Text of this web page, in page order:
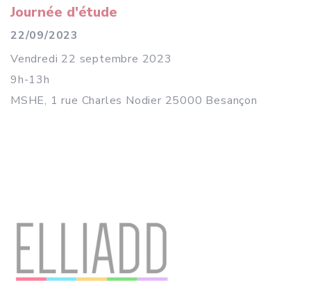
Journée d'étude
22/09/2023
Vendredi 22 septembre 2023
9h-13h
MSHE, 1 rue Charles Nodier 25000 Besançon